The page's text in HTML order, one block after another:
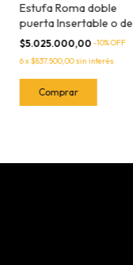
Estufa Roma doble
puerta Insertable o de
Pie Tromen a Leña
$5.025.000,00 -10% OFF
6x$837.500,00sin interés